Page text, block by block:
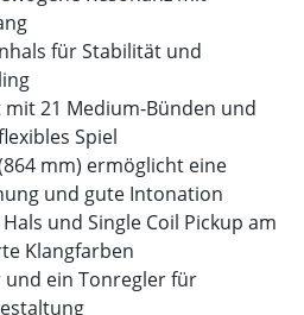
für Stabilität und
21 Medium-Bünden und
Spiel
mm) ermöglicht eine
und gute Intonation
und Single Coil Pickup am
Klangfarben
und ein Tonregler für